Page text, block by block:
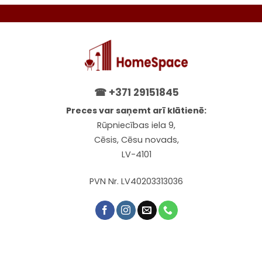
☎ +371 29151845
Preces var saņemt arī klātienē:
Rūpniecības iela 9,
Cēsis, Cēsu novads,
LV-4101
PVN Nr. LV40203313036